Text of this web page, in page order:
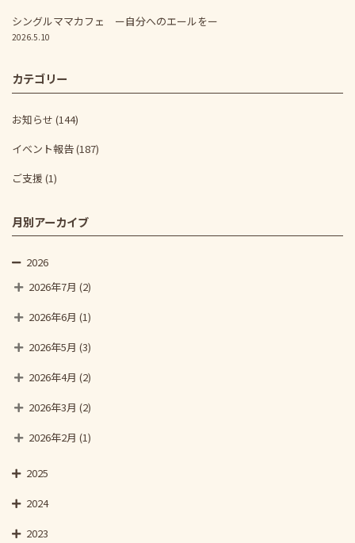
シングルママカフェ ー自分へのエールをー
2026.5.10
カテゴリー
お知らせ (144)
イベント報告(187)
ご支援 (1)
月別アーカイブ
2026
2026年7月 (2)
2026年6月 (1)
2026年5月 (3)
2026年4月 (2)
2026年3月 (2)
2026年2月 (1)
2025
2024
2023